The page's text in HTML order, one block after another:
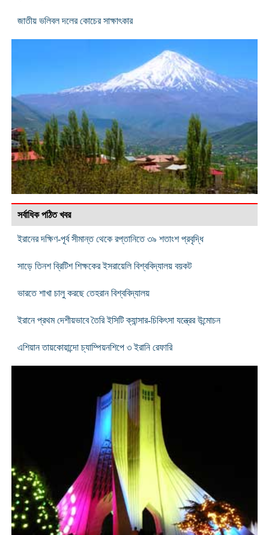
জাতীয় ভলিবল দলের কোচের সাক্ষাৎকার
সর্বাধিক পঠিত খবর
ইরানের দক্ষিণ-পূর্ব সীমান্ত থেকে রপ্তানিতে ৩৯ শতাংশ প্রবৃদ্ধি
সাড়ে তিনশ ব্রিটিশ শিক্ষকের ইসরায়েলি বিশ্ববিদ্যালয় বয়কট
ভারতে শাখা চালু করছে তেহরান বিশ্ববিদ্যালয়
ইরানে প্রথম দেশীয়ভাবে তৈরি ইসিটি ক্যান্সার-চিকিৎসা যন্ত্রের উন্মোচন
এশিয়ান তায়কোয়ান্দো চ্যাম্পিয়নশিপে ৩ ইরানি রেফারি